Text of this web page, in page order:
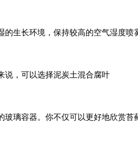
的生长环境，保持较高的空气湿度喷
说，可以选择泥炭土混合腐叶
玻璃容器。你不仅可以更好地欣赏